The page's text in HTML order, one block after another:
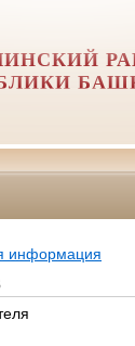
информация